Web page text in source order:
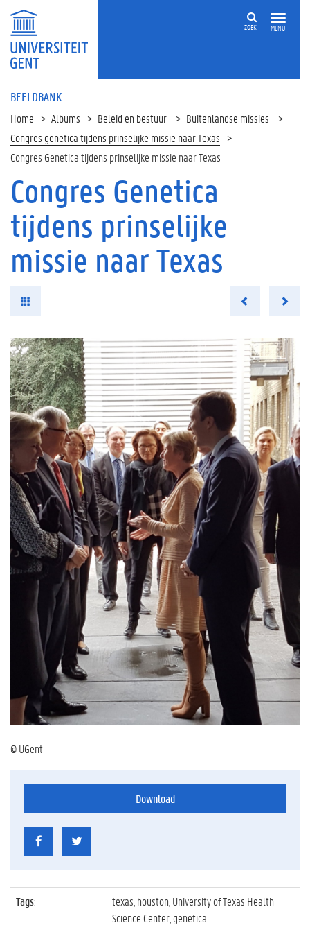
MENU
ZOEK
BEELDBANK
Home Albums Beleid en bestuur
Buitenlandse missies
Congres genetica tijdens prinselijke missie naar Texas
Congres Genetica tijdens prinselijke missie naar Texas
Congres Genetica
tijdens prinselijke
missie naar Texas
© UGent
Download
Tags:
texas, houston, University of Texas Health
Science Center, genetica